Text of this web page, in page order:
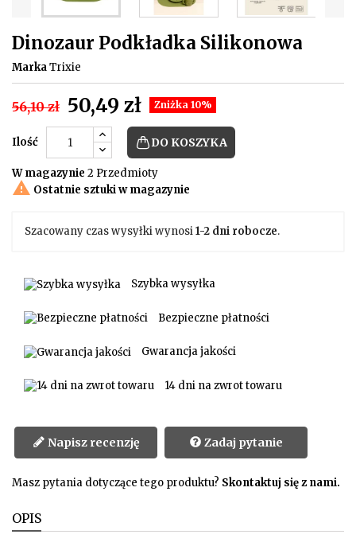
Dinozaur Podkładka Silikonowa
MarkaTrixie
56,10 zł 50,49 zł Zniżka 10%
Ilość DO KOSZYKA
W magazynie 2 Przedmioty
 Ostatnie sztuki w magazynie
Szacowany czas wysyłki wynosi1-2 dni robocze.
Szybka wysyłka
Bezpieczne płatności
Gwarancja jakości
14 dni na zwrot towaru
Napisz recenzję Zadaj pytanie
Masz pytania dotyczące tego produktu? Skontaktuj się z nami.
OPIS